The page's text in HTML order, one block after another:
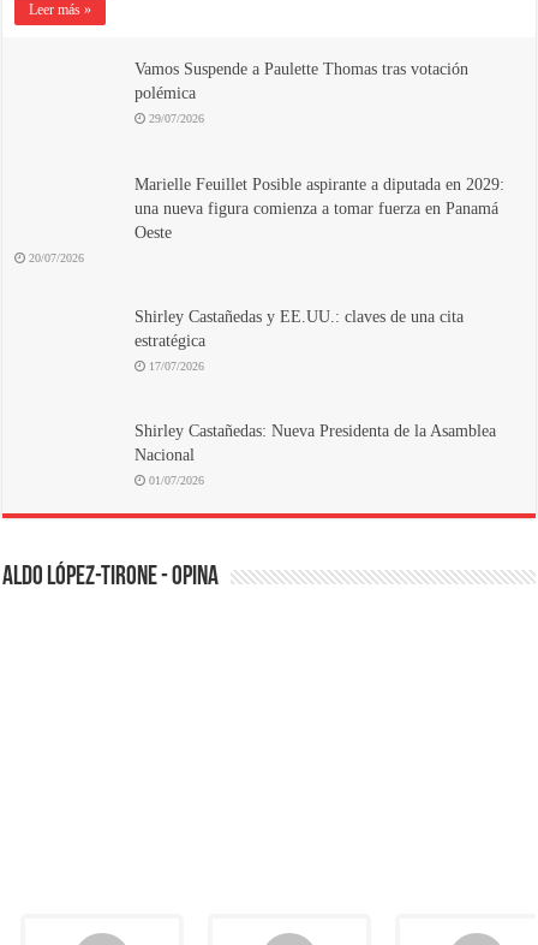
Leer más »
Vamos Suspende a Paulette Thomas tras votación
polémica
29/07/2026
Marielle Feuillet Posible aspirante a diputada en 2029:
una nueva figura comienza a tomar fuerza en Panamá
Oeste
20/07/2026
Shirley Castañedas y EE.UU.: claves de una cita
estratégica
17/07/2026
Shirley Castañedas: Nueva Presidenta de la Asamblea
Nacional
01/07/2026
ALDO LÓPEZ-TIRONE - OPINA